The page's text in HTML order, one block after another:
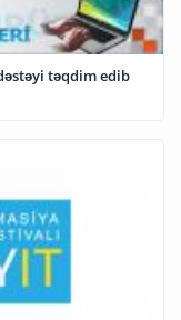
təqdim edib